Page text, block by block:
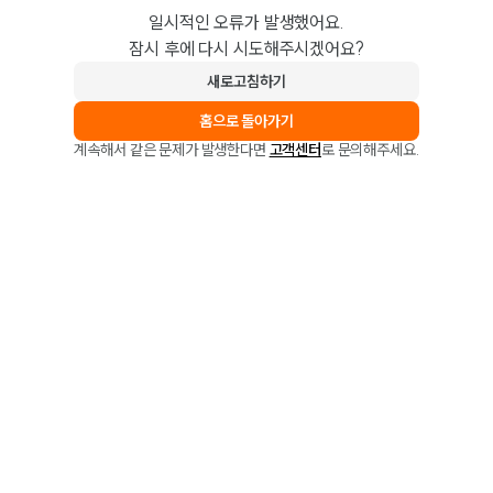
일시적인 오류가 발생했어요.
잠시 후에 다시 시도해주시겠어요?
새로고침하기
홈으로 돌아가기
계속해서 같은 문제가 발생한다면 고객센터로 문의해주세요.